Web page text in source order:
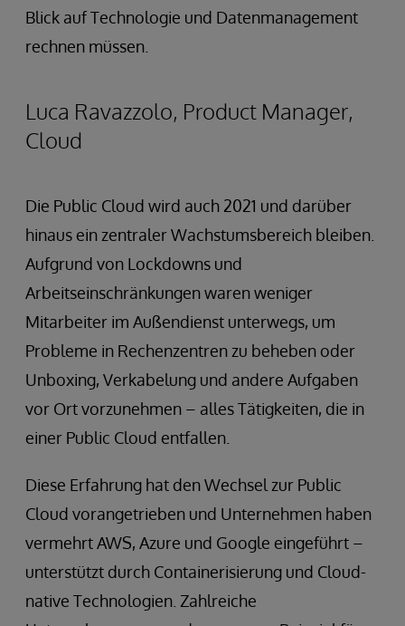
Blick auf Technologie und Datenmanagement
rechnen müssen.
Luca Ravazzolo, Product Manager,
Cloud
Die Public Cloud wird auch 2021 und darüber
hinaus ein zentraler Wachstumsbereich bleiben.
Aufgrund von Lockdowns und
Arbeitseinschränkungen waren weniger
Mitarbeiter im Außendienst unterwegs, um
Probleme in Rechenzentren zu beheben oder
Unboxing, Verkabelung und andere Aufgaben
vor Ort vorzunehmen – alles Tätigkeiten, die in
einer Public Cloud entfallen.
Diese Erfahrung hat den Wechsel zur Public
Cloud vorangetrieben und Unternehmen haben
vermehrt AWS, Azure und Google eingeführt –
unterstützt durch Containerisierung und Cloud-
native Technologien. Zahlreiche